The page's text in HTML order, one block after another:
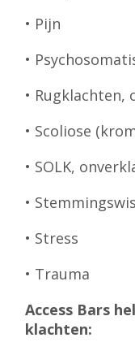
• Pijn
•
• Rugklachten,
• Scoliose
• SOLK,
•
• Stress
• Trauma
Access Bars
klachten: